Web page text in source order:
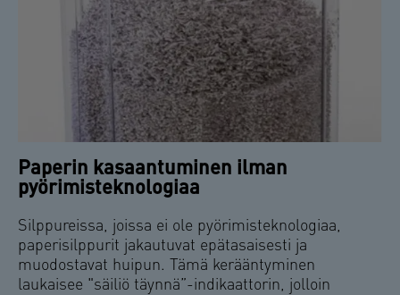
Paperin kasaantuminen ilman
pyörimisteknologiaa
Silppureissa, joissa ei ole pyörimisteknologiaa,
paperisilppurit jakautuvat epätasaisesti ja
muodostavat huipun. Tämä kerääntyminen
laukaisee "säiliö täynnä”-indikaattorin, jolloin